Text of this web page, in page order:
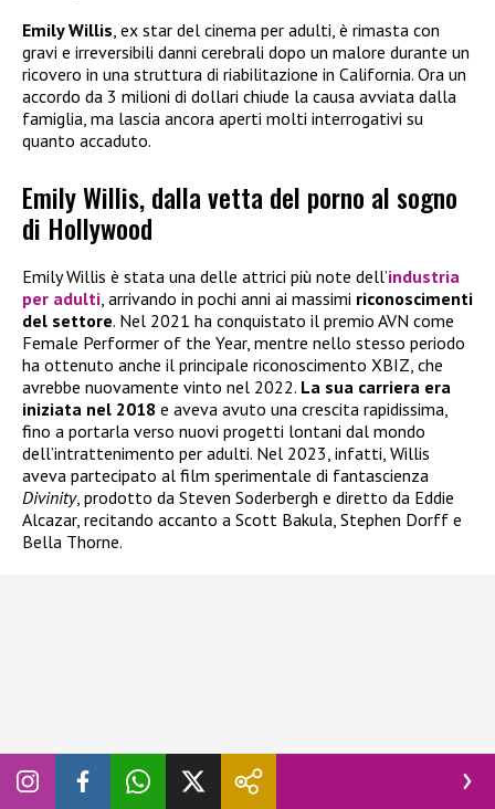
Emily Willis, ex star del cinema per adulti, è rimasta con
gravi e irreversibili danni cerebrali dopo un malore durante un
ricovero in una struttura di riabilitazione in California. Ora un
accordo da 3 milioni di dollari chiude la causa avviata dalla
famiglia, ma lascia ancora aperti molti interrogativi su
quanto accaduto.
Emily Willis, dalla vetta del porno al sogno
di Hollywood
Emily Willis è stata una delle attrici più note dell’industria
per adulti , arrivando in pochi anni ai massimi riconoscimenti
del settore. Nel 2021 ha conquistato il premio AVN come
Female Performer of the Year, mentre nello stesso periodo
ha ottenuto anche il principale riconoscimento XBIZ, che
avrebbe nuovamente vinto nel 2022. La sua carriera era
iniziata nel 2018 e aveva avuto una crescita rapidissima,
fino a portarla verso nuovi progetti lontani dal mondo
dell’intrattenimento per adulti. Nel 2023, infatti, Willis
aveva partecipato al film sperimentale di fantascienza
Divinity, prodotto da Steven Soderbergh e diretto da Eddie
Alcazar, recitando accanto a Scott Bakula, Stephen Dorff e
Bella Thorne.